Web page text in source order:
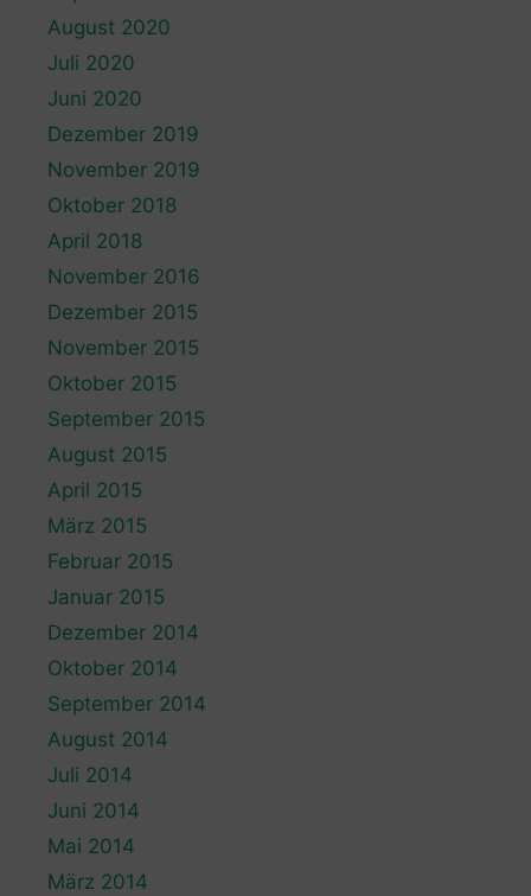
August 2020
Juli 2020
Juni 2020
Dezember 2019
November 2019
Oktober 2018
April 2018
November 2016
Dezember 2015
November 2015
Oktober 2015
September 2015
August 2015
April 2015
März 2015
Februar 2015
Januar 2015
Dezember 2014
Oktober 2014
September 2014
August 2014
Juli 2014
Juni 2014
Mai 2014
März 2014